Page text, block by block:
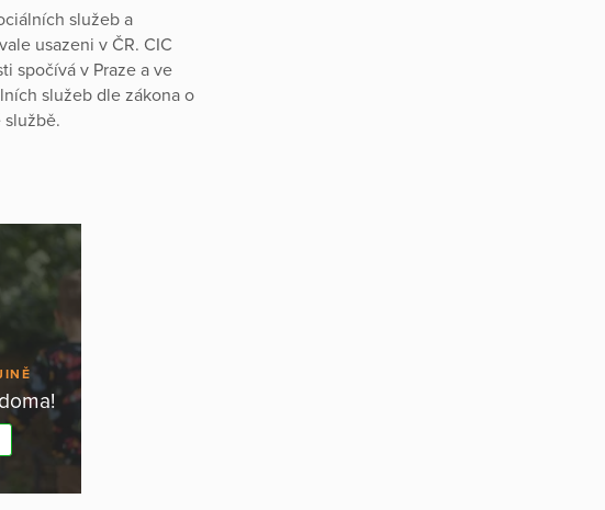
služeb a
usazeni v ČR. CIC
spočívá v Praze a ve
služeb dle zákona o